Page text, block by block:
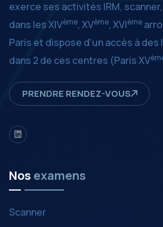
exerce ses activités IRM,
dans les XIVème, XVème, XVIème
Paris et dispose d'un accès à des
dans 2 de ces centres (Paris XV
PRENDRE RENDEZ-VOUS
LinkedIn
Nos examens
Scanner